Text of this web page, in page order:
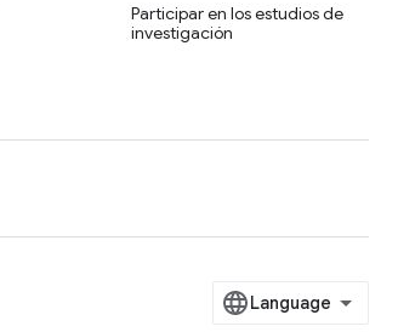
Participar en los estudios de
investigación